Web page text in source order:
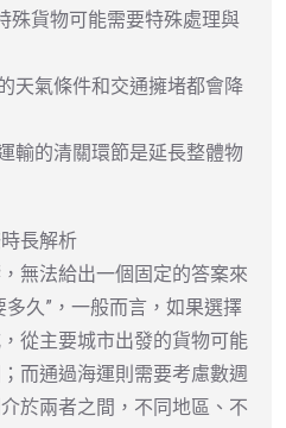
殊貨物可能需要特殊處理與
天氣條件和交通擁堵都會降
輸的清關環節是延長整體物
長解析
無法給出一個固定的答案來
久”，一般而言，如果選擇
從主要城市出發的貨物可能
而通過海運則需要考慮數週
於兩者之間，不同地區、不